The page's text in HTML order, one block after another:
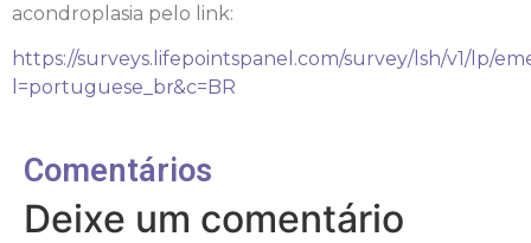
acondroplasia pelo link:
https://surveys.lifepointspanel.com/survey/lsh/v1/lp/
l=portuguese_br&c=BR
Comentários
Deixe um comentário